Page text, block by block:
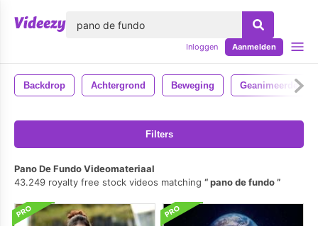
Inloggen Aanmelden
Backdrop Achtergrond Beweging Geanimeerde
Filters
Pano De Fundo Videomateriaal
43.249 royalty free stock videos matching
pano de fundo